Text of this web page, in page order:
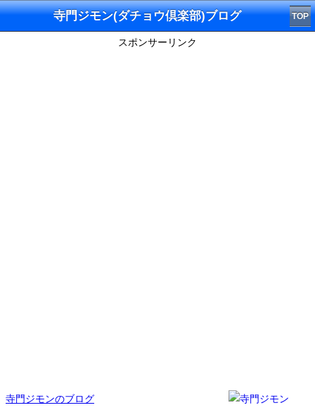
寺門ジモン(ダチョウ倶楽部)ブログ TOP
スポンサーリンク
寺門ジモンのブログ